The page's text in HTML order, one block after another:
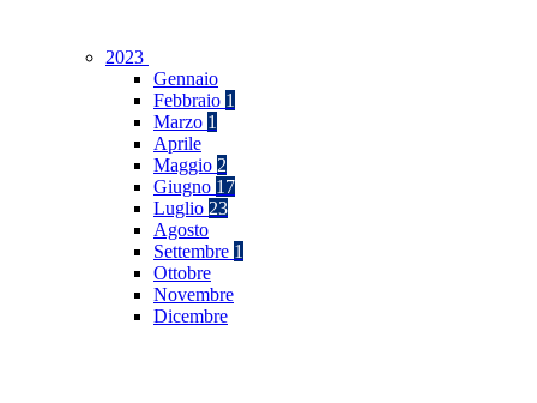
2023
Gennaio
Febbraio 1
Marzo 1
Aprile
Maggio 2
Giugno 17
Luglio 23
Agosto
Settembre 1
Ottobre
Novembre
Dicembre